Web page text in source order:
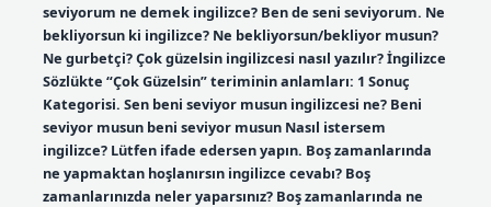
seviyorum ne demek ingilizce? Ben de seni seviyorum. Ne
bekliyorsun ki ingilizce? Ne bekliyorsun/bekliyor musun?
Ne gurbetçi? Çok güzelsin ingilizcesi nasıl yazılır? İngilizce
Sözlükte “Çok Güzelsin” teriminin anlamları: 1 Sonuç
Kategorisi. Sen beni seviyor musun ingilizcesi ne? Beni
seviyor musun beni seviyor musun Nasıl istersem
ingilizce? Lütfen ifade edersen yapın. Boş zamanlarında
ne yapmaktan hoşlanırsın ingilizce cevabı? Boş
zamanlarınızda neler yaparsınız? Boş zamanlarında ne